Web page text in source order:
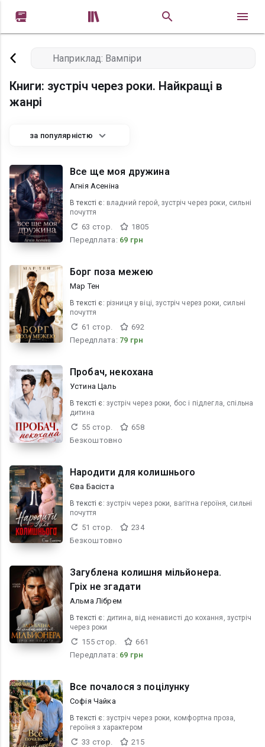
 
Книги: зустріч через роки. Найкращі в
жанрі
за популярністю
Все ще моя дружина
Агнія Асеніна
В текcті є: владний герой, зустріч через роки, сильні
почуття
63 стор.
1805
Передплата: 69 грн
Борг поза межею
Мар Тен
В текcті є: різниця у віці, зустріч через роки, сильні
почуття
61 стор.
692
Передплата: 79 грн
Пробач, некохана
Устина Цаль
В текcті є: зустріч через роки, бос і підлегла, спільна
дитина
55 стор.
658
Безкоштовно
Народити для колишнього
Єва Басіста
В текcті є: зустріч через роки, вагітна героїня, сильні
почуття
51 стор.
234
Безкоштовно
Загублена колишня мільйонера.
Гріх не згадати
Альма Лібрем
В текcті є: дитина, від ненависті до кохання, зустріч
через роки
155 стор.
661
Передплата: 69 грн
Все почалося з поцілунку
Софія Чайка
В текcті є: зустріч через роки, комфортна проза,
героїня з характером
33 стор.
215